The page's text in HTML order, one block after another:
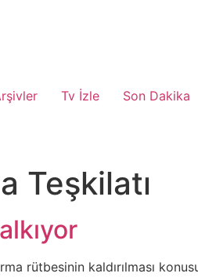
Tv İzle Son Dakika
Teşkilatı
rütbesinin kaldırılması